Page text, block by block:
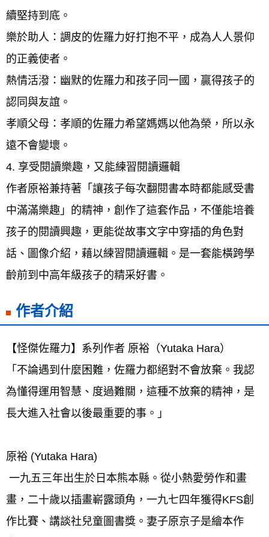
續堅持到底。
樂於助人：調皮的佐羅力好打抱不平，成為人人景仰
的正義使者。
熱情活潑：幽默的佐羅力和孩子同一國，贏得孩子的
認同與友誼。
孝順父母：孝順的佐羅力希望媽媽以他為榮，所以永
遠不會變壞。
4. 享受閱讀樂趣，又能練習閱讀邏輯
作者原裕兼持著「讓孩子每次翻閱書本時都能感受書
中滿滿樂趣」的精神，創作了這套作品，不僅能培養
孩子的閱讀興趣，更能從故事文字中穿插的角色對
話、圖像介紹，藉以練習閱讀邏輯。是一套能橫跨學
齡前到中高年級孩子的精采好書。
作者介紹
【怪傑佐羅力】系列作者 原裕（Yutaka Hara）
「不論遇到什麼困難，佐羅力都絕對不會放棄。我認
為懂得運用智慧、度過難關，這種不放棄的精神，是
原裕 (Yutaka Hara)
畫，二十歲以插畫嶄露頭角，一九七四年獲得KFS創
作比賽、講談社兒童圖書獎。妻子原京子是繪本作